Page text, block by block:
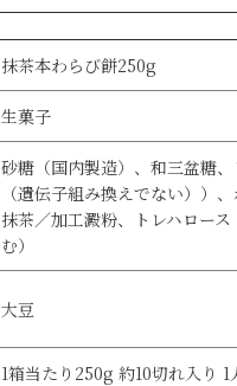
抹茶本わらび餅250g
生菓子
砂糖（国内製造）、和三盆糖
（遺伝子組み換えでない））
抹茶／加工澱粉、トレハロー
む）
大豆
1箱当たり250g 約10切れ入り 1